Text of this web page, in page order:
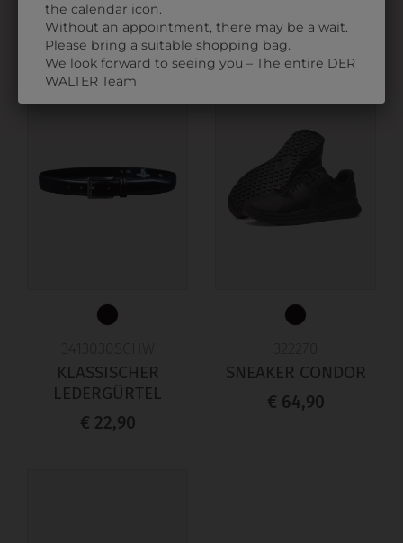
€ 16,90
KLASSISCHER
LEDERGÜRTEL
€ 22,90
SNEAKER CONDOR
€ 64,90
the calendar icon.
Without an appointment, there may be a wait.
Please bring a suitable shopping bag.
We look forward to seeing you – The entire DER
WALTER Team